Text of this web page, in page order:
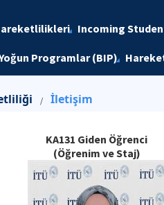
Incoming
Programlar (BIP)
/ İletişim
KA131 Giden Öğrenci
(Öğrenim ve Staj)